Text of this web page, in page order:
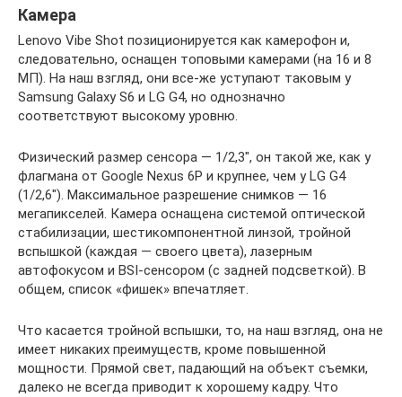
Камера
Lenovo Vibe Shot позиционируется как камерофон и,
следовательно, оснащен топовыми камерами (на 16 и 8
МП). На наш взгляд, они все-же уступают таковым у
Samsung Galaxy S6 и LG G4, но однозначно
соответствуют высокому уровню.
Физический размер сенсора — 1/2,3″, он такой же, как у
флагмана от Google Nexus 6P и крупнее, чем у LG G4
(1/2,6″). Максимальное разрешение снимков — 16
мегапикселей. Камера оснащена системой оптической
стабилизации, шестикомпонентной линзой, тройной
вспышкой (каждая — своего цвета), лазерным
автофокусом и BSI-сенсором (с задней подсветкой). В
общем, список «фишек» впечатляет.
Что касается тройной вспышки, то, на наш взгляд, она не
имеет никаких преимуществ, кроме повышенной
мощности. Прямой свет, падающий на объект съемки,
далеко не всегда приводит к хорошему кадру. Что